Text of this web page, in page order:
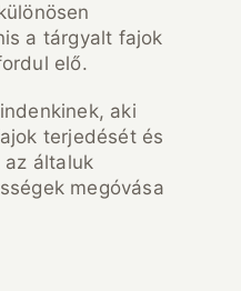
a tárgyalt fajok
elő.
aki
terjedését és
az általuk
megóvása